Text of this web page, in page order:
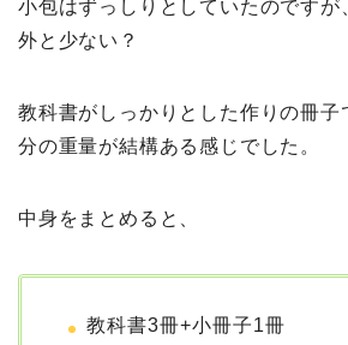
小包はずっしりとしていたのですが
外と少ない？
教科書がしっかりとした作りの冊子
分の重量が結構ある感じでした。
中身をまとめると、
教科書3冊+小冊子1冊